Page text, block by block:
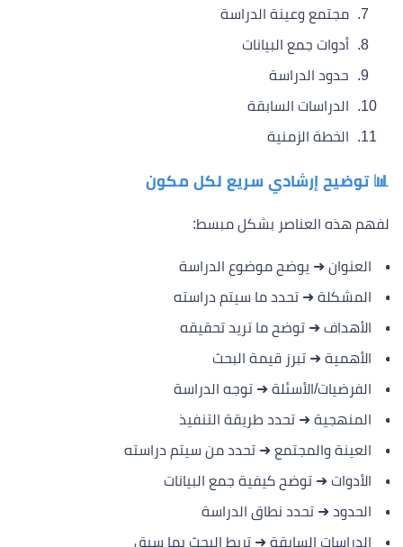
مجتمع وعينة الدراسة
أدوات جمع البيانات
حدود الدراسة
الدراسات السابقة
الخطة الزمنية
📊 توضيح إرشادي سريع لكل مكون
لفهم هذه العناصر بشكل مبسط:
العنوان ➜ يوضح موضوع الدراسة
المشكلة ➜ تحدد ما سيتم دراسته
الأهداف ➜ توضح ما تريد تحقيقه
الأهمية ➜ تبرز قيمة البحث
الفرضيات/الأسئلة ➜ توجه الدراسة
المنهجية ➜ تحدد طريقة التنفيذ
العينة والمجتمع ➜ تحدد من سيتم دراسته
الأدوات ➜ توضح كيفية جمع البيانات
الحدود ➜ تحدد نطاق الدراسة
الدراسات السابقة ➜ تربط البحث بما سبق